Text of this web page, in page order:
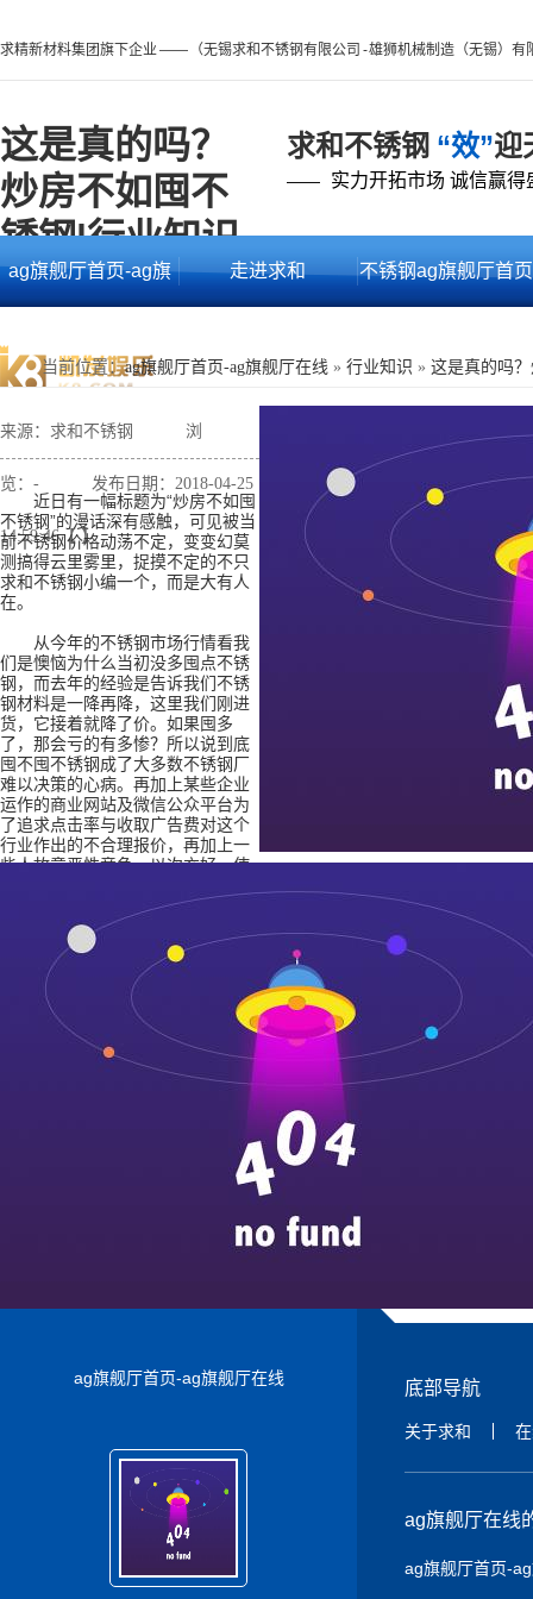
求精新材料集团旗下企业 —— （无锡求和不锈钢有限公司 - 雄狮机械制造（无锡）有
这是真的吗？
炒房不如囤不
锈钢|行业知识 -
ag旗舰厅首页
求和不锈钢 “效”迎
—— 实力开拓市场 诚信赢得
ag旗舰厅首页-ag旗 走进求和 不锈钢ag旗舰厅首页
当前位置：ag旗舰厅首页-ag旗舰厅在线 » 行业知识 » 这是真的吗
来源：求和不锈钢 浏
览： - 发布日期：2018-04-25
14:59:46【 】
近日有一幅标题为“炒房不如囤
不锈钢”的漫话深有感触，可见被当
前不锈钢价格动荡不定，变变幻莫
测搞得云里雾里，捉摸不定的不只
求和不锈钢小编一个，而是大有人
在。
从今年的不锈钢市场行情看我
们是懊恼为什么当初没多囤点不锈
钢，而去年的经验是告诉我们不锈
钢材料是一降再降，这里我们刚进
货，它接着就降了价。如果囤多
了，那会亏的有多惨？所以说到底
囤不囤不锈钢成了大多数不锈钢厂
难以决策的心病。再加上某些企业
运作的商业网站及微信公众平台为
了追求点击率与收取广告费对这个
行业作出的不合理报价，再加上一
些人故意恶性竞争，以次充好，使
抛开那些人为的因素，这种靠“囤不锈钢 ”与“不囤不锈?”来决胜负的
余的心思去搞什么质量？去谈服务？更别说创新了。因为“囤不锈钢”与
胜还是败。
这需要整个不锈钢行业人共同不懈地努力。
不要再让“失信”来困扰不锈钢人了
求和不锈钢人明白：大家好，才是真的好
不锈钢基本知识 不锈钢行业百科
ag旗舰厅首页-ag旗舰厅在线 底部导航
关于求和
ag旗舰厅在线
ag旗舰厅首页-